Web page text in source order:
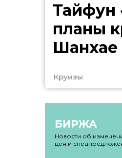
Тайфун
планы
Шанхае
Круизы
БИРЖА
Новости об
цен и